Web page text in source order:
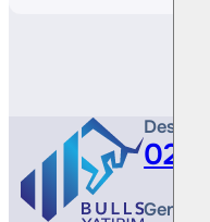
Destek
Genel